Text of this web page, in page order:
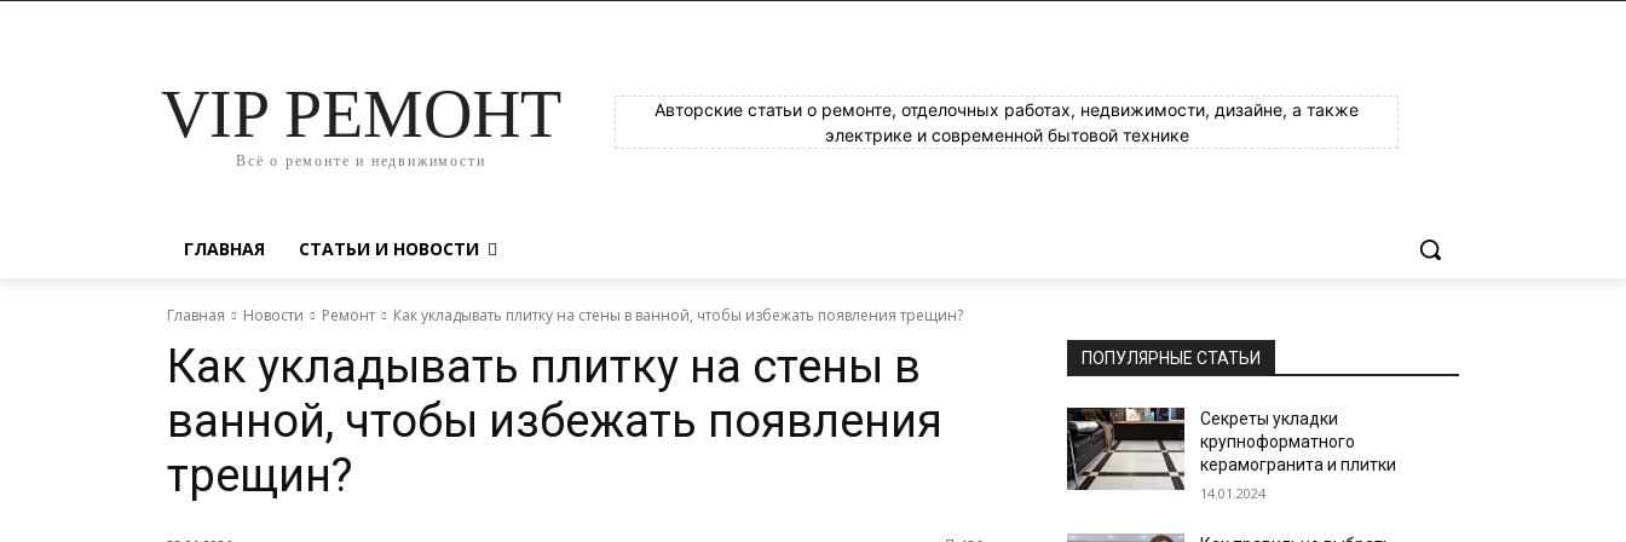
VIP РЕМОНТ
Всё о ремонте и недвижимости
Авторские статьи о ремонте, отделочных работах, недвижимости, дизайне, а также
электрике и современной бытовой технике
ГЛАВНАЯ СТАТЬИ И НОВОСТИ
Главная Новости Ремонт Как укладывать плитку на стены в ванной, чтобы избежать появления трещин?
Как укладывать плитку на стены в
ванной, чтобы избежать появления
трещин?
ПОПУЛЯРНЫЕ СТАТЬИ
Секреты укладки
крупноформатного
керамогранита и плитки
14.01.2024